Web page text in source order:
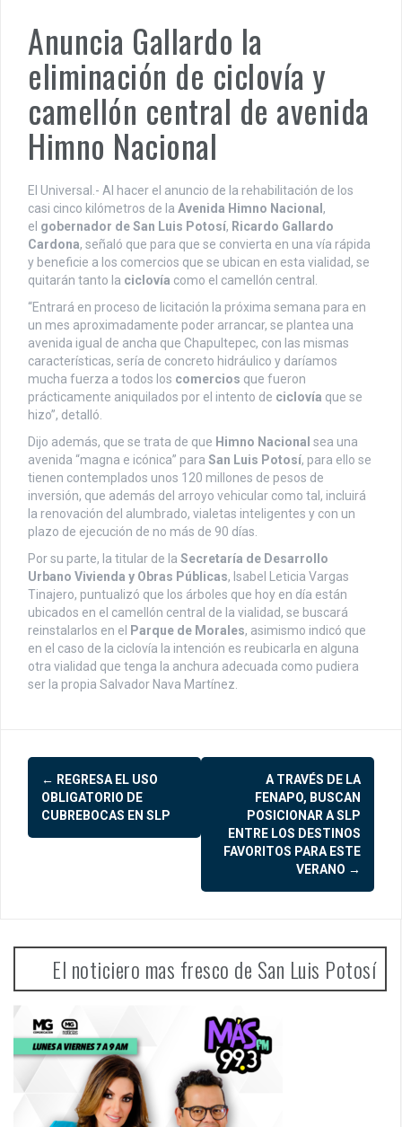
Anuncia Gallardo la
eliminación de ciclovía y
camellón central de avenida
Himno Nacional
El Universal.- Al hacer el anuncio de la rehabilitación de los
casi cinco kilómetros de la Avenida Himno Nacional ,
el gobernador de San Luis Potosí, Ricardo Gallardo
Cardona, señaló que para que se convierta en una vía rápida
y beneficie a los comercios que se ubican en esta vialidad, se
quitarán tanto la ciclovía como el camellón central.
“Entrará en proceso de licitación la próxima semana para en
un mes aproximadamente poder arrancar, se plantea una
avenida igual de ancha que Chapultepec, con las mismas
características, sería de concreto hidráulico y daríamos
mucha fuerza a todos los comercios que fueron
prácticamente aniquilados por el intento de ciclovía que se
hizo”, detalló.
Dijo además, que se trata de que Himno Nacional sea una
avenida “magna e icónica” para San Luis Potosí, para ello se
tienen contemplados unos 120 millones de pesos de
inversión, que además del arroyo vehicular como tal, incluirá
la renovación del alumbrado, vialetas inteligentes y con un
plazo de ejecución de no más de 90 días.
Por su parte, la titular de la Secretaría de Desarrollo
Urbano Vivienda y Obras Públicas, Isabel Leticia Vargas
Tinajero, puntualizó que los árboles que hoy en día están
ubicados en el camellón central de la vialidad, se buscará
reinstalarlos en el
Parque de Morales, asimismo indicó que
en el caso de la ciclovía la intención es reubicarla en alguna
otra vialidad que tenga la anchura adecuada como pudiera
ser la propia Salvador Nava Martínez.
Post
navigation
← REGRESA EL USO
OBLIGATORIO DE
CUBREBOCAS EN SLP
A TRAVÉS DE LA
FENAPO, BUSCAN
POSICIONAR A SLP
ENTRE LOS DESTINOS
FAVORITOS PARA ESTE
VERANO →
El noticiero mas fresco de San Luis Potosí